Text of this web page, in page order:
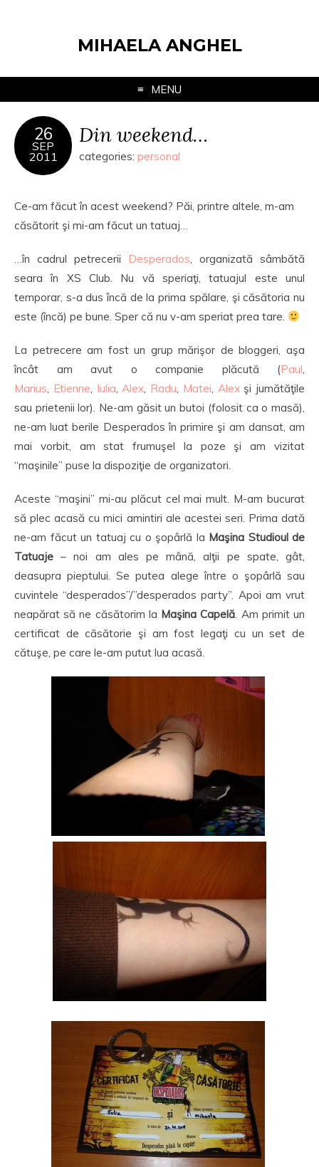
MIHAELA ANGHEL
MENU
26
SEP
2011
Din weekend…
categories: personal
Ce-am făcut în acest weekend? Păi, printre altele, m-am
căsătorit şi mi-am făcut un tatuaj…
…în cadrul petrecerii Desperados, organizată sâmbătă
seara în XS Club. Nu vă speriaţi, tatuajul este unul
temporar, s-a dus încă de la prima spălare, şi căsătoria nu
este (încă) pe bune. Sper că nu v-am speriat prea tare.
La petrecere am fost un grup mărişor de bloggeri, aşa
încât am avut o companie plăcută (Paul,
Marius, Etienne, Iulia,Alex, Radu, Matei, Alexşi jumătăţile
sau prietenii lor). Ne-am găsit un butoi (folosit ca o masă),
ne-am luat berile Desperados în primire şi am dansat, am
mai vorbit, am stat frumuşel la poze şi am vizitat
“maşinile” puse la dispoziţie de organizatori.
Aceste “maşini” mi-au plăcut cel mai mult. M-am bucurat
să plec acasă cu mici amintiri ale acestei seri. Prima dată
ne-am făcut un tatuaj cu o şopârlă la Maşina Studioul de
Tatuaje – noi am ales pe mână, alţii pe spate, gât,
deasupra pieptului. Se putea alege între o şopârlă sau
cuvintele “desperados”/”desperados party”. Apoi am vrut
neapărat să ne căsătorim la Maşina Capelă. Am primit un
certificat de căsătorie şi am fost legaţi cu un set de
cătuşe, pe care le-am putut lua acasă.